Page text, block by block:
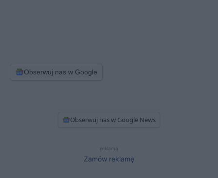
Obserwuj nas w Google
Obserwuj nas w Google News
reklama
Zamów reklamę